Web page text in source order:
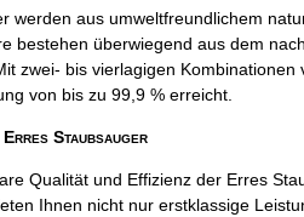
werden aus umweltfreundlichem
bestehen überwiegend aus dem
zwei- bis vierlagigen Kombinationen
von bis zu 99,9 % erreicht.
Staubsauger
Qualität und Effizienz der Erres
Ihnen nicht nur erstklassige